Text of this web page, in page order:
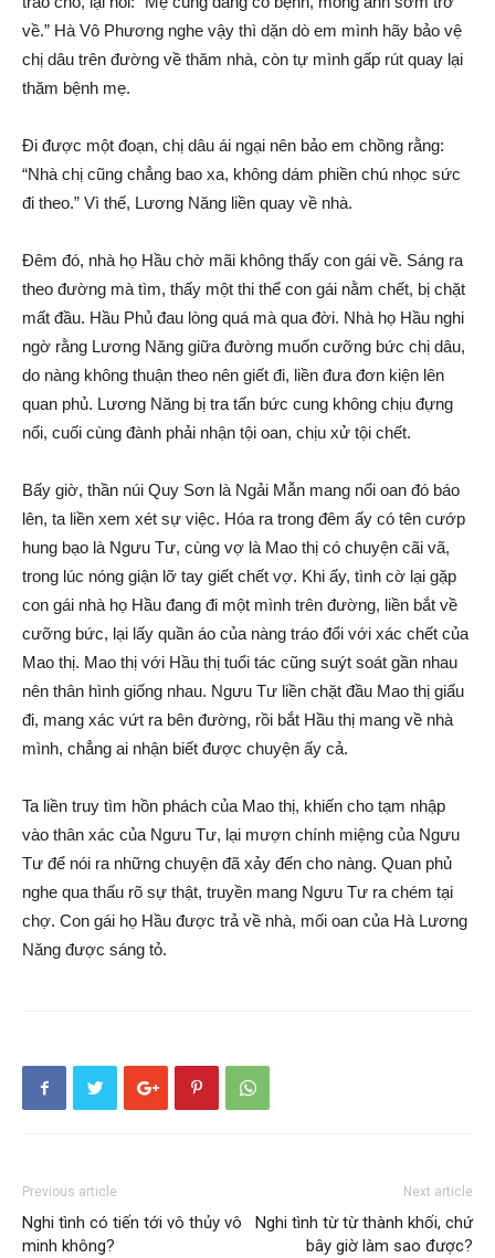
về.” Hà Vô Phương nghe vậy thì dặn dò em mình hãy bảo vệ
chị dâu trên đường về thăm nhà, còn tự mình gấp rút quay lại
thăm bệnh mẹ.
Đi được một đoạn, chị dâu ái ngại nên bảo em chồng rằng:
“Nhà chị cũng chẳng bao xa, không dám phiền chú nhọc sức
đi theo.” Vì thế, Lương Năng liền quay về nhà.
Đêm đó, nhà họ Hầu chờ mãi không thấy con gái về. Sáng ra
theo đường mà tìm, thấy một thi thể con gái nằm chết, bị chặt
mất đầu. Hầu Phủ đau lòng quá mà qua đời. Nhà họ Hầu nghi
ngờ rằng Lương Năng giữa đường muốn cưỡng bức chị dâu,
do nàng không thuận theo nên giết đi, liền đưa đơn kiện lên
quan phủ. Lương Năng bị tra tấn bức cung không chịu đựng
nổi, cuối cùng đành phải nhận tội oan, chịu xử tội chết.
Bấy giờ, thần núi Quy Sơn là Ngải Mẫn mang nổi oan đó báo
lên, ta liền xem xét sự việc. Hóa ra trong đêm ấy có tên cướp
hung bạo là Ngưu Tư, cùng vợ là Mao thị có chuyện cãi vã,
trong lúc nóng giận lỡ tay giết chết vợ. Khi ấy, tình cờ lại gặp
con gái nhà họ Hầu đang đi một mình trên đường, liền bắt về
cưỡng bức, lại lấy quần áo của nàng tráo đổi với xác chết của
Mao thị. Mao thị với Hầu thị tuổi tác cũng suýt soát gần nhau
nên thân hình giống nhau. Ngưu Tư liền chặt đầu Mao thị giấu
đi, mang xác vứt ra bên đường, rồi bắt Hầu thị mang về nhà
mình, chẳng ai nhận biết được chuyện ấy cả.
Ta liền truy tìm hồn phách của Mao thị, khiến cho tạm nhập
vào thân xác của Ngưu Tư, lại mượn chính miệng của Ngưu
Tư để nói ra những chuyện đã xảy đến cho nàng. Quan phủ
nghe qua thấu rõ sự thật, truyền mang Ngưu Tư ra chém tại
chợ. Con gái họ Hầu được trả về nhà, mối oan của Hà Lương
Năng được sáng tỏ.
Previous article
Nghi tình có tiến tới vô thủy vô
minh không?
Next article
Nghi tình từ từ thành khối, chứ
bây giờ làm sao được?